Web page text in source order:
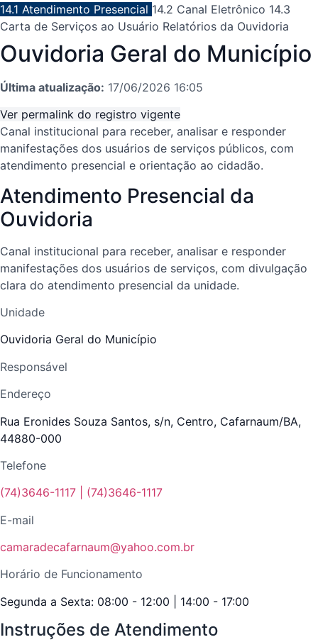
14.1 Atendimento Presencial 14.2 Canal Eletrônico 14.3
Carta de Serviços ao Usuário Relatórios da Ouvidoria
Ouvidoria Geral do Município
Última atualização: 17/06/2026 16:05
Ver permalink do registro vigente
Canal institucional para receber, analisar e responder
manifestações dos usuários de serviços públicos, com
atendimento presencial e orientação ao cidadão.
Atendimento Presencial da
Ouvidoria
Canal institucional para receber, analisar e responder
manifestações dos usuários de serviços, com divulgação
clara do atendimento presencial da unidade.
Unidade
Ouvidoria Geral do Município
Responsável
Endereço
Rua Eronides Souza Santos, s/n, Centro, Cafarnaum/BA,
44880-000
Telefone
(74)3646-1117 | (74)3646-1117
E-mail
camaradecafarnaum@yahoo.com.br
Horário de Funcionamento
Segunda a Sexta: 08:00 - 12:00 | 14:00 - 17:00
Instruções de Atendimento